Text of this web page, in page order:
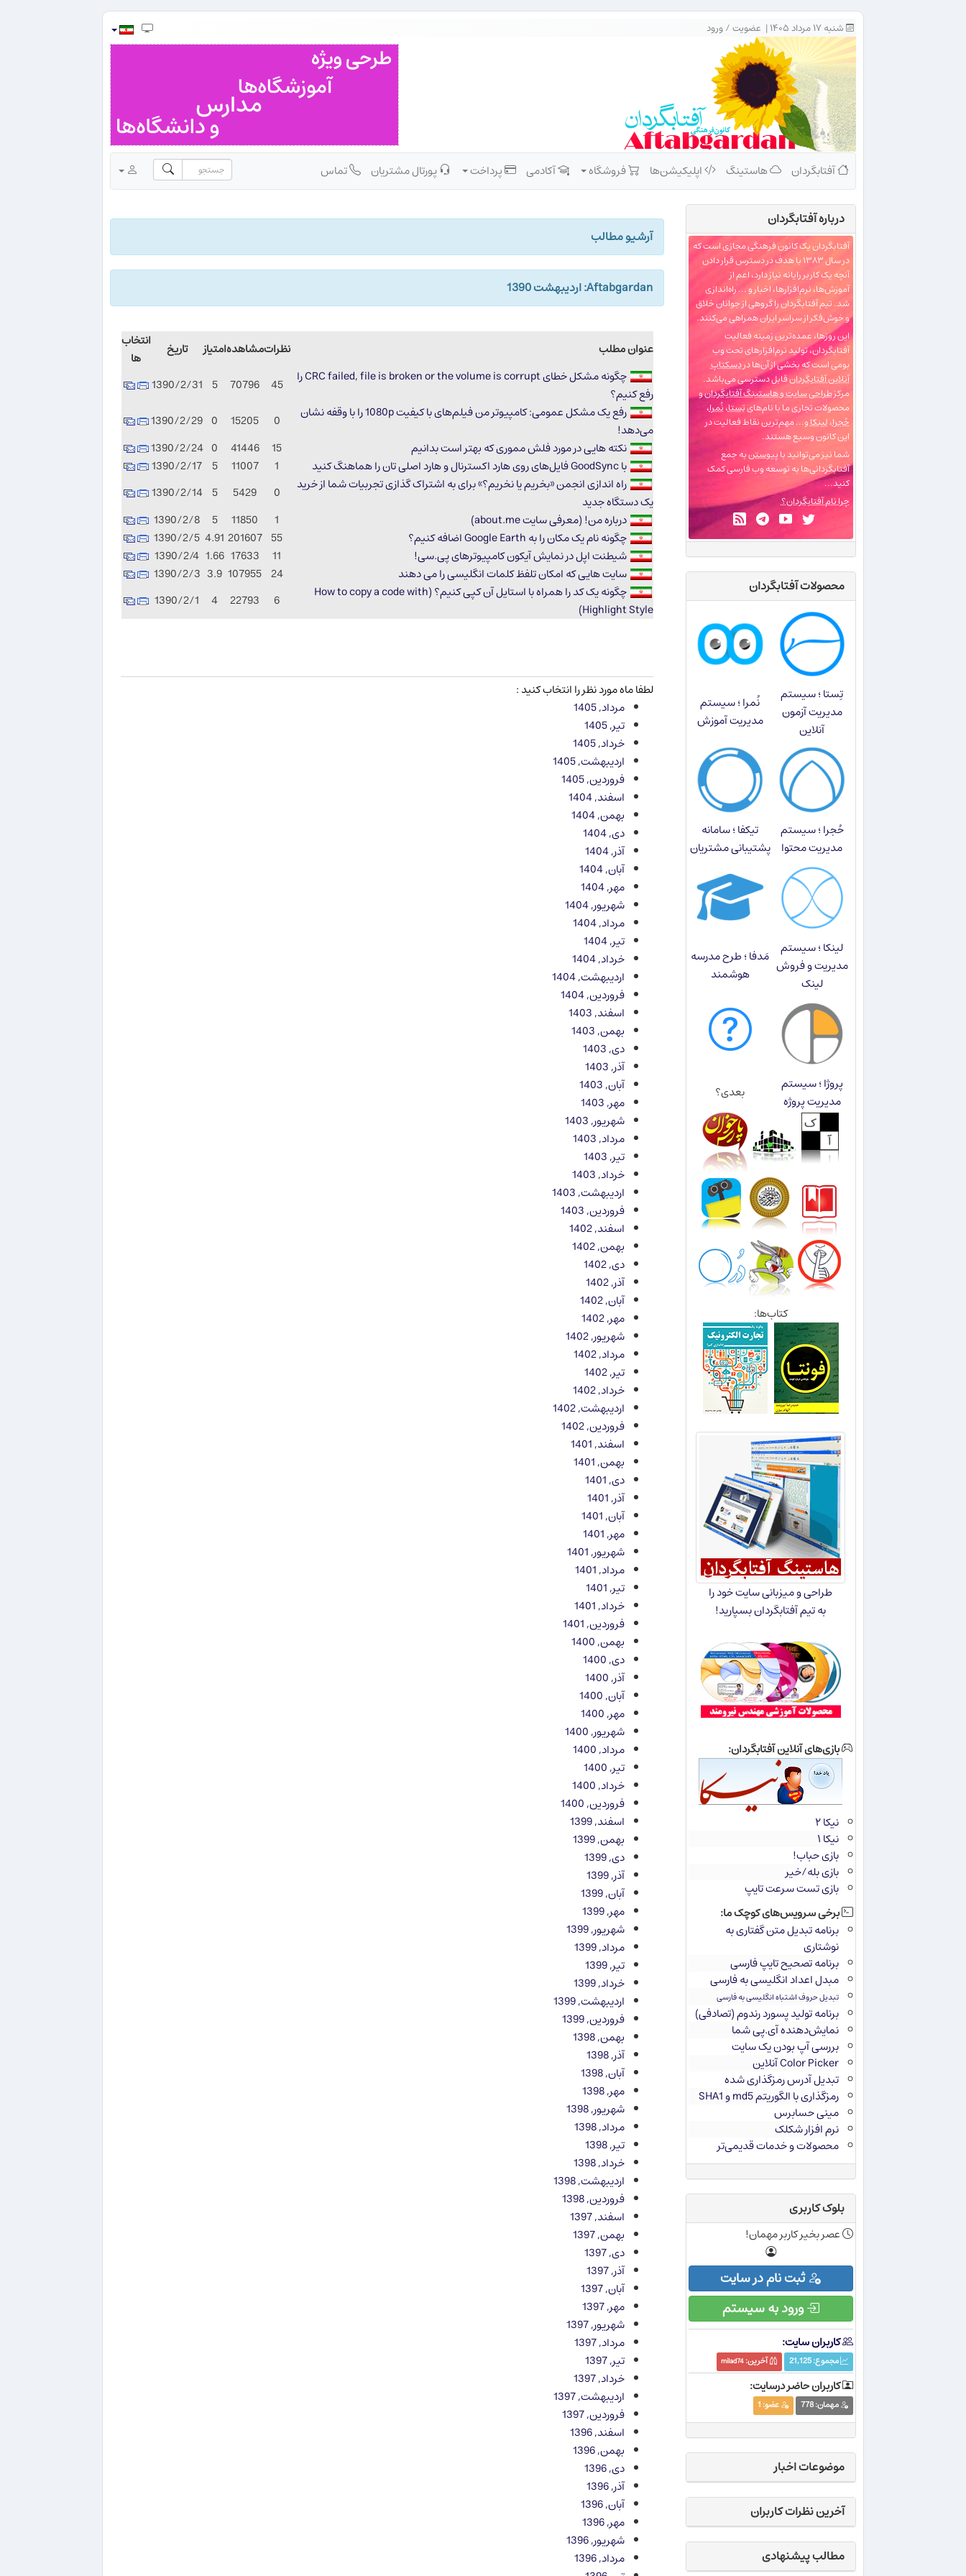
شنبه ۱۷ مرداد ۱۴۰۵ | عضویت/ورود
آفتابگردان هاستینگ اپلیکیشن‌ها فروشگاه آکادمی پرداخت پورتال مشتریان تماس
آرشیو مطالب
Aftabgardan: اردیبهشت 1390
عنوان مطلب نظراتمشاهدهامتیاز تاریخ
انتخاب
ها
چگونه مشکل خطای CRC failed, file is broken or the volume is corrupt را
رفع کنیم؟
45
70796
5
1390/2/31
رفع یک مشکل عمومی: کامپیوتر من فیلم‌های با کیفیت 1080p را با وقفه نشان
می‌دهد!
0
15205
0
1390/2/29
نکته هایی در مورد فلش مموری که بهتر است بدانیم
15
41446
0
1390/2/24
با GoodSync فایل‌های روی هارد اکسترنال و هارد اصلی تان را هماهنگ کنید
1
11007
5
1390/2/17
راه اندازی انجمن «بخریم یا نخریم؟» برای به اشتراک گذازی تجربیات شما از خرید
یک دستگاه جدید
0
5429
5
1390/2/14
درباره من! (معرفی سایت about.me)
1
11850
5
1390/2/8
چگونه نام یک مکان را به Google Earth اضافه کنیم؟
55
201607
4.91
1390/2/5
شیطنت اپل در نمایش آیکون کامپیوترهای پی.سی!
11
17633
1.66
1390/2/4
سایت هایی که امکان تلفظ کلمات انگلیسی را می دهند
24
107955
3.9
1390/2/3
چگونه یک کد را همراه با استایل آن کپی کنیم؟ (How to copy a code with
Highlight Style)
6
22793
4
1390/2/1
لطفا ماه مورد نظر را انتخاب کنید :
مرداد, 1405
تیر, 1405
خرداد, 1405
اردیبهشت, 1405
فروردین, 1405
اسفند, 1404
بهمن, 1404
دی, 1404
آذر, 1404
آبان, 1404
مهر, 1404
شهریور, 1404
مرداد, 1404
تیر, 1404
خرداد, 1404
اردیبهشت, 1404
فروردین, 1404
اسفند, 1403
بهمن, 1403
دی, 1403
آذر, 1403
آبان, 1403
مهر, 1403
شهریور, 1403
مرداد, 1403
تیر, 1403
خرداد, 1403
اردیبهشت, 1403
فروردین, 1403
اسفند, 1402
بهمن, 1402
دی, 1402
آذر, 1402
آبان, 1402
مهر, 1402
شهریور, 1402
مرداد, 1402
تیر, 1402
خرداد, 1402
اردیبهشت, 1402
فروردین, 1402
اسفند, 1401
بهمن, 1401
دی, 1401
آذر, 1401
آبان, 1401
مهر, 1401
شهریور, 1401
مرداد, 1401
تیر, 1401
خرداد, 1401
فروردین, 1401
بهمن, 1400
دی, 1400
آذر, 1400
آبان, 1400
مهر, 1400
شهریور, 1400
مرداد, 1400
تیر, 1400
خرداد, 1400
فروردین, 1400
اسفند, 1399
بهمن, 1399
دی, 1399
آذر, 1399
آبان, 1399
مهر, 1399
شهریور, 1399
مرداد, 1399
تیر, 1399
خرداد, 1399
اردیبهشت, 1399
فروردین, 1399
بهمن, 1398
آذر, 1398
آبان, 1398
مهر, 1398
شهریور, 1398
مرداد, 1398
تیر, 1398
خرداد, 1398
اردیبهشت, 1398
فروردین, 1398
اسفند, 1397
بهمن, 1397
دی, 1397
آذر, 1397
آبان, 1397
مهر, 1397
شهریور, 1397
مرداد, 1397
تیر, 1397
خرداد, 1397
اردیبهشت, 1397
فروردین, 1397
اسفند, 1396
بهمن, 1396
دی, 1396
آذر, 1396
آبان, 1396
مهر, 1396
شهریور, 1396
مرداد, 1396
درباره‌ آفتابگردان
آفتابگردان یک کانون فرهنگی مجازی است که
در سال ۱۳۸۳ با هدف در دسترس قرار دادن
آنچه یک کاربر رایانه نیاز دارد، اعم از
آموزش‌ها، نرم‌افزارها، اخبار و ... راه‌اندازی
شد. تیم آفتابگردان را گروهی از جوانان خلاق
و خوش‌فکر از سراسر ایران همراهی می‌کنند.
این روزها، عمده‌ترین زمینه فعالیت
آفتابگردان، تولید نرم‌افزارهای تحت وب
بومی است که بخشی از آن‌ها دردسکتاپ
آنلاین آفتابگردانقابل دسترسی می‌باشد.
مرکزطراحی سایت و هاستینگ آفتابگردانو
محصولات تجاری ما با نام‌هایتِستا،نُمرا،
حُجرا،لینکاو... مهم‌ترین نقاط فعالیت در
این کانون وسیع هستند.
شما نیز می‌توانید باپیوستنبه جمع
آفتابگردانی‌ها به توسعه وب فارسی کمک
کنید...
چرا نام آفتابگردان؟
محصولات آفتابگردان
تِستا ؛ سیستم
مدیریت آزمون
آنلاین
نُمرا ؛ سیستم
مدیریت آموزش
حُجرا ؛ سیستم
مدیریت محتوا
تیکفا ؛ سامانه
پشتیبانی مشتریان
لینکا ؛ سیستم
مدیریت و فروش
لینک
مَدفا ؛ طرح مدرسه
هوشمند
پروژا ؛ سیستم
مدیریت پروژه
بعدی؟
کتاب‌ها:
طراحی و میزبانی سایت خود را
به تیم آفتابگردان بسپارید!
بازی‌های آنلاین آفتابگردان:
نیکا ۲
نیکا ۱
بازی حباب!
بازی بله/خیر
بازی تست سرعت تایپ
برخی سرویس‌های کوچک ما:
برنامه تبدیل متن گفتاری به
نوشتاری
برنامه تصحیح تایپ فارسی
مبدل اعداد انگلیسی به فارسی
تبدیل حروف اشتباه انگلیسی به فارسی
برنامه تولید پسورد رندوم (تصادفی)
نمایش‌دهنده آی.پی شما
بررسی آپ بودن یک سایت
Color Picker آنلاین
تبدیل آدرس رمزگذاری شده
رمزگذاری با الگوریتم md5 و SHA1
مینی حسابرس
نرم افزار شکلک
محصولات و خدمات قدیمی‌تر
بلوک کاربری
عصر بخیر کاربر مهمان!
ثبت نام در سایت
ورود به سیستم
کاربران سایت:
مجموع:21,125 آخرین:milad74
کاربران حاضر درسایت:
مهمان:778 عضو: 1
موضوعات اخبار
آخرین نظرات کاربران
مطالب پیشنهادی